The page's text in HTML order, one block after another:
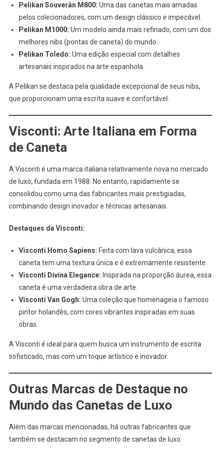
Pelikan Souverän M800: Uma das canetas mais amadas
pelos colecionadores, com um design clássico e impecável.
Pelikan M1000: Um modelo ainda mais refinado, com um dos
melhores nibs (pontas de caneta) do mundo.
Pelikan Toledo: Uma edição especial com detalhes
artesanais inspirados na arte espanhola.
A Pelikan se destaca pela qualidade excepcional de seus nibs,
que proporcionam uma escrita suave e confortável.
Visconti: Arte Italiana em Forma
de Caneta
A Visconti é uma marca italiana relativamente nova no mercado
de luxo, fundada em 1988. No entanto, rapidamente se
consolidou como uma das fabricantes mais prestigiadas,
combinando design inovador e técnicas artesanais.
Destaques da Visconti:
Visconti Homo Sapiens: Feita com lava vulcânica, essa
caneta tem uma textura única e é extremamente resistente.
Visconti Divina Elegance: Inspirada na proporção áurea, essa
caneta é uma verdadeira obra de arte.
Visconti Van Gogh: Uma coleção que homenageia o famoso
pintor holandês, com cores vibrantes inspiradas em suas
obras.
A Visconti é ideal para quem busca um instrumento de escrita
sofisticado, mas com um toque artístico e inovador.
Outras Marcas de Destaque no
Mundo das Canetas de Luxo
Além das marcas mencionadas, há outras fabricantes que
também se destacam no segmento de canetas de luxo: